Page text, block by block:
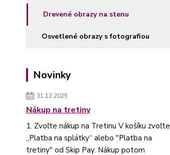
Drevené obrazy na stenu
Osvetlené obrazy s fotografiou
Novinky
31.12.2025
Nákup na tretiny
1. Zvoľte nákup na Tretinu V košíku zvoľte
„Platba na splátky“ alebo "Platba na
tretiny" od Skip Pay. Nákup potom